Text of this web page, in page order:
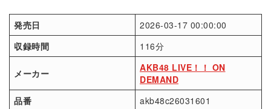
発売日
2026-03-17 00:00:00
収録時間
116分
メーカー
AKB48 LIVE！！ ON
DEMAND
品番
akb48c26031601